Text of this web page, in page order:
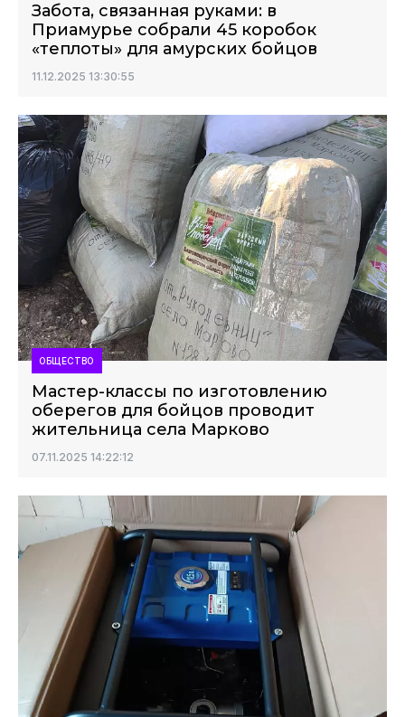
Забота, связанная руками: в
Приамурье собрали 45 коробок
«теплоты» для амурских бойцов
11.12.2025 13:30:55
ОБЩЕСТВО
Мастер-классы по изготовлению
оберегов для бойцов проводит
жительница села Марково
07.11.2025 14:22:12